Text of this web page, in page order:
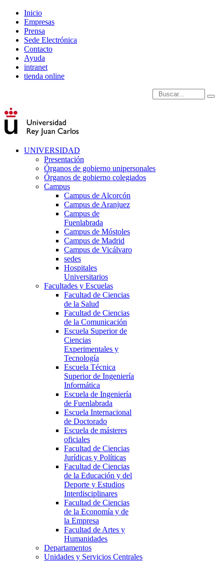
Inicio
Empresas
Prensa
Sede Electrónica
Contacto
Ayuda
intranet
tienda online
Introduce términos de
UNIVERSIDAD
Presentación
Órganos de gobierno unipersonales
Órganos de gobierno colegiados
Campus
Campus de Alcorcón
Campus de Aranjuez
Campus de
Fuenlabrada
Campus de Móstoles
Campus de Madrid
Campus de Vicálvaro
sedes
Hospitales
Universitarios
Facultades y Escuelas
Facultad de Ciencias
de la Salud
Facultad de Ciencias
de la Comunicación
Escuela Superior de
Ciencias
Experimentales y
Tecnología
Escuela Técnica
Superior de Ingeniería
Informática
Escuela de Ingeniería
de Fuenlabrada
Escuela Internacional
de Doctorado
Escuela de másteres
oficiales
Facultad de Ciencias
Jurídicas y Políticas
Facultad de Ciencias
de la Educación y del
Deporte y Estudios
Interdisciplinares
Facultad de Ciencias
de la Economía y de
la Empresa
Facultad de Artes y
Humanidades
Departamentos
Unidades y Servicios Centrales